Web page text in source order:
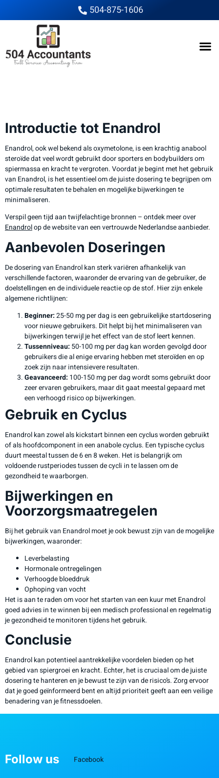
504-875-1606
Introductie tot Enandrol
Enandrol, ook wel bekend als oxymetolone, is een krachtig anabool
steroïde dat veel wordt gebruikt door sporters en bodybuilders om
spiermassa en kracht te vergroten. Voordat je begint met het gebruik
van Enandrol, is het essentieel om de juiste dosering te begrijpen om
optimale resultaten te behalen en mogelijke bijwerkingen te
minimaliseren.
Verspil geen tijd aan twijfelachtige bronnen – ontdek meer over
Enandrolop de website van een vertrouwde Nederlandse aanbieder.
Aanbevolen Doseringen
De dosering van Enandrol kan sterk variëren afhankelijk van
verschillende factoren, waaronder de ervaring van de gebruiker, de
doelstellingen en de individuele reactie op de stof. Hier zijn enkele
algemene richtlijnen:
Beginner:25-50 mg per dag is een gebruikelijke startdosering
voor nieuwe gebruikers. Dit helpt bij het minimaliseren van
bijwerkingen terwijl je het effect van de stof leert kennen.
Tussenniveau: 50-100 mg per dag kan worden gevolgd door
gebruikers die al enige ervaring hebben met steroïden en op
zoek zijn naar intensievere resultaten.
Geavanceerd: 100-150 mg per dag wordt soms gebruikt door
zeer ervaren gebruikers, maar dit gaat meestal gepaard met
een verhoogd risico op bijwerkingen.
Gebruik en Cyclus
Enandrol kan zowel als kickstart binnen een cyclus worden gebruikt
of als hoofdcomponent in een anabole cyclus. Een typische cyclus
duurt meestal tussen de 6 en 8 weken. Het is belangrijk om
voldoende rustperiodes tussen de cycli in te lassen om de
gezondheid te waarborgen.
Bijwerkingen en
Voorzorgsmaatregelen
Bij het gebruik van Enandrol moet je ook bewust zijn van de mogelijke
bijwerkingen, waaronder:
Leverbelasting
Hormonale ontregelingen
Verhoogde bloeddruk
Ophoping van vocht
Het is aan te raden om voor het starten van een kuur met Enandrol
goed advies in te winnen bij een medisch professional en regelmatig
je gezondheid te monitoren tijdens het gebruik.
Conclusie
Enandrol kan potentieel aantrekkelijke voordelen bieden op het
gebied van spiergroei en kracht. Echter, het is cruciaal om de juiste
dosering te hanteren en je bewust te zijn van de risico’s. Zorg ervoor
dat je goed geïnformeerd bent en altijd prioriteit geeft aan een veilige
benadering van je fitnessdoelen.
Follow us Facebook